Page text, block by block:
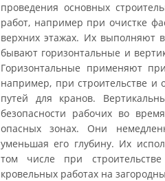
проведения основных
работ, например при очистке
верхних этажах. Их выполняют
бывают горизонтальные и
Горизонтальные применяют
например, при строительстве
путей для кранов.
безопасности рабочих во
опасных зонах. Они
уменьшая его глубину. Их
том числе при
кровельных работах на